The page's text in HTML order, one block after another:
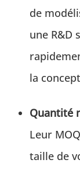
de
une R&D
la
Quantité
Leur
taille de